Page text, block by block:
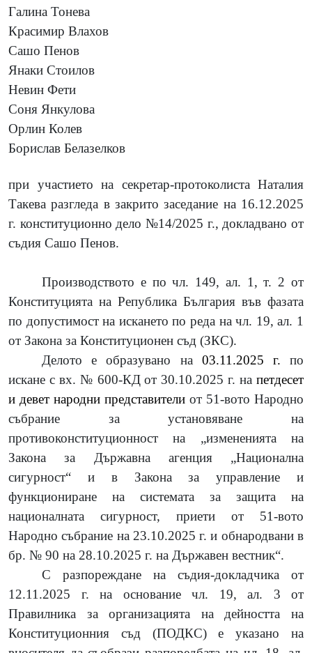
Галина Тонева
Красимир Влахов
Сашо Пенов
Янаки Стоилов
Невин Фети
Соня Янкулова
Орлин Колев
Борислав Белазелков
при участието на секретар-протоколиста Наталия
Такева разгледа в закрито заседание на 16.12.2025
г. конституционно дело №14/2025 г., докладвано от
съдия Сашо Пенов.
Производството e по чл. 149, ал. 1, т. 2 от
Конституцията на Република България във фазата
по допустимост на искането по реда на чл. 19, ал. 1
от Закона за Конституционен съд (ЗКС).
Делото е образувано на 03.11.2025 г.по
искане с вх. № 600-КД от 30.10.2025 г. напетдесет
и девет народни представители от 51-вото Народно
събрание за установяване на
противоконституционност на „измененията на
Закона за Държавна агенция „Национална
сигурност“ и в Закона за управление и
функциониране на системата за защита на
националната сигурност, приети от 51-вото
Народно събрание на 23.10.2025 г. и обнародвани в
бр. № 90 на 28.10.2025 г. на Държавен вестник“.
С разпореждане на съдия-докладчика от
12.11.2025 г. на основание чл. 19, ал. 3 от
Правилника за организацията на дейността на
Конституционния съд (ПОДКС) е указано на